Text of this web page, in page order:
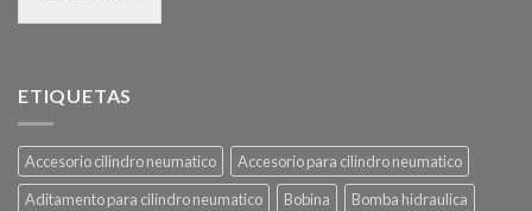
ETIQUETAS
Accesorio cilindro neumatico
Accesorio para cilindro neumatico
Aditamento para cilindro neumatico
Bobina
Bomba hidraulica